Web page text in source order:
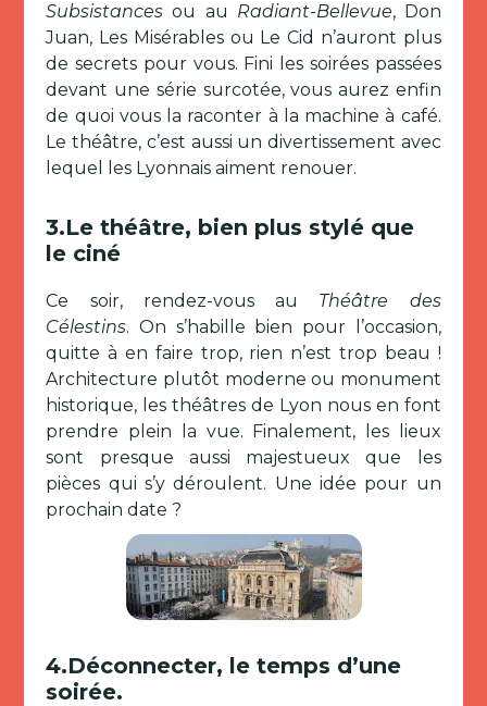
Subsistancesou au Radiant-Bellevue, Don
Juan, Les Misérables ou Le Cid n’auront plus
de secrets pour vous. Fini les soirées passées
devant une série surcotée, vous aurez enfin
de quoi vous la raconter à la machine à café.
Le théâtre, c’est aussi un divertissement avec
lequel les Lyonnais aiment renouer.
3.Le théâtre, bien plus stylé que
le ciné
Ce soir, rendez-vous au Théâtre des
Célestins. On s’habille bien pour l’occasion,
quitte à en faire trop, rien n’est trop beau !
Architecture plutôt moderne ou monument
historique, les théâtres de Lyon nous en font
prendre plein la vue. Finalement, les lieux
sont presque aussi majestueux que les
pièces qui s’y déroulent. Une idée pour un
prochain date ?
4.Déconnecter, le temps d’une
soirée.